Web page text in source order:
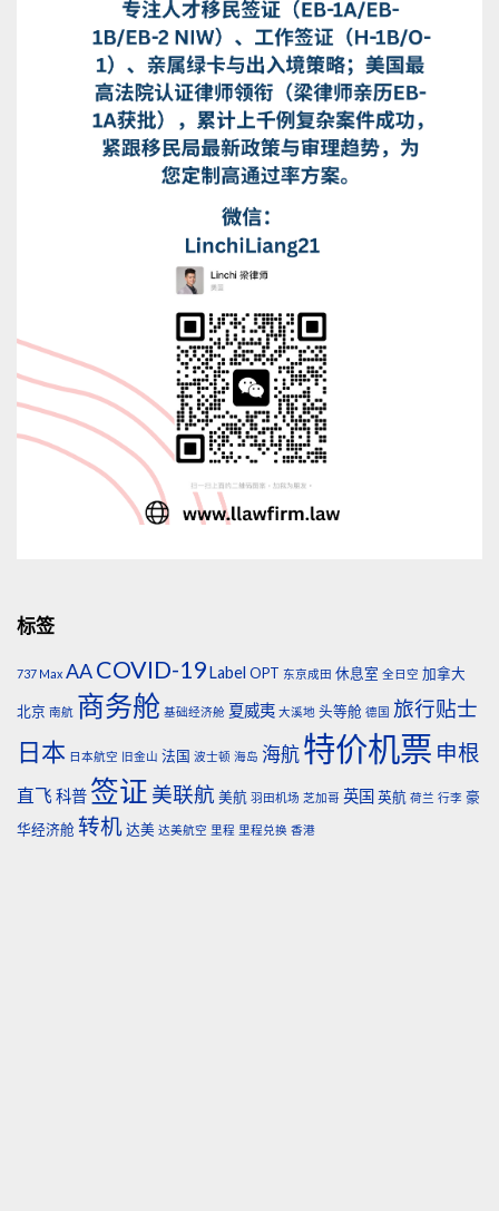
标签
737 Max AACOVID-19Label OPT 东京成田 休息室 全日空 加拿大
北京 南航 商务舱 基础经济舱 夏威夷 大溪地 头等舱 德国 旅行贴士
日本 日本航空 旧金山 法国 波士顿 海岛 海航特价机票 申根
直飞 科普 签证 美联航 美航 羽田机场 芝加哥 英国 英航 荷兰 行李 豪
华经济舱 转机达美 达美航空 里程 里程兑换 香港